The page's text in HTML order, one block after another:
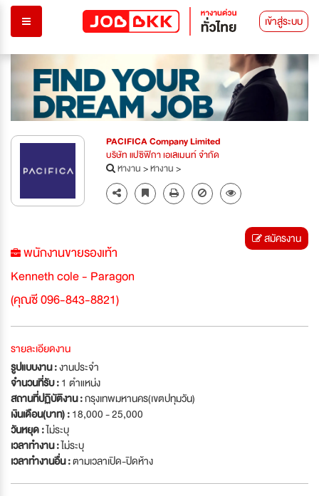
เข้าสู่ระบบ
PACIFICA Company Limited
บริษัท แปซิฟิกา เอเลเมนท์ จำกัด
หางาน>หางาน>
พนักงานขายรองเท้า
Kenneth cole - Paragon
(คุณซี 096-843-8821)
สมัครงาน
รายละเอียดงาน
รูปแบบงาน :งานประจำ
จำนวนที่รับ :1 ตำแหน่ง
สถานที่ปฏิบัติงาน :กรุงเทพมหานคร(เขตปทุมวัน)
เงินเดือน(บาท) :18,000 - 25,000
วันหยุด :ไม่ระบุ
เวลาทำงาน :ไม่ระบุ
เวลาทำงานอื่น :ตามเวลาเปิด-ปิดห้าง